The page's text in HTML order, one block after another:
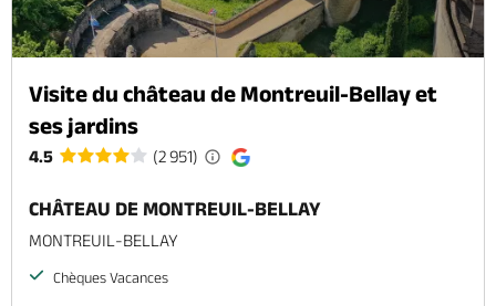
Visite du château de Montreuil-Bellay et
ses jardins
4.5 (2 951)
CHÂTEAU DE MONTREUIL-BELLAY
MONTREUIL-BELLAY
Chèques Vacances